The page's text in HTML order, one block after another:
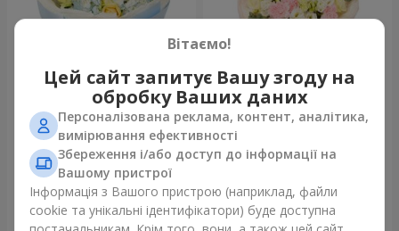
Букет "Небесна блакить"
5 168 грн
Замовити
Букет "Secret"
Замовити
Вітаємо!
Цей сайт запитує Вашу згоду на
обробку Ваших даних
Персоналізована реклама, контент, аналітика,
вимірювання ефективності
Збереження і/або доступ до інформації на
Вашому пристрої
Інформація з Вашого пристрою (наприклад, файли
cookie та унікальні ідентифікатори) буде доступна